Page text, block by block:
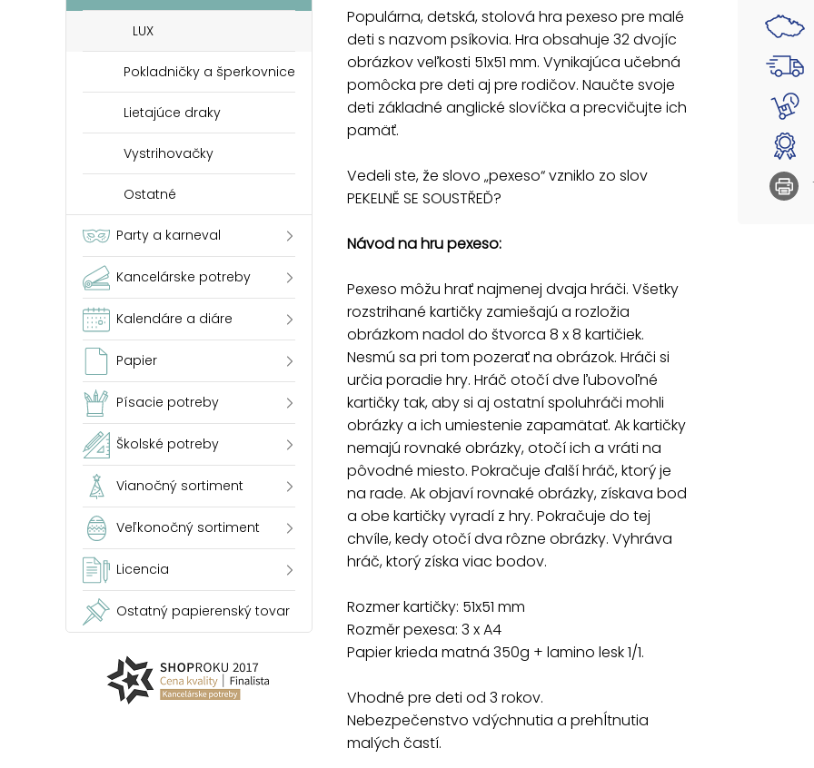
LUX
Pokladničky a šperkovnice
Lietajúce draky
Vystrihovačky
Ostatné
Party a karneval
Kancelárske potreby
Kalendáre a diáre
Papier
Písacie potreby
Školské potreby
Vianočný sortiment
Veľkonočný sortiment
Licencia
Ostatný papierenský tovar
nadol
otočí
Ak
Ak
Populárna, detská, stolová hra pexeso pre malé
deti s nazvom psíkovia. Hra obsahuje 32 dvojíc
obrázkov veľkosti 51x51 mm. Vynikajúca učebná
pomôcka pre deti aj pre rodičov. Naučte svoje
deti základné anglické slovíčka a precvičujte ich
pamäť.
Vedeli ste, že slovo „pexeso“ vzniklo zo slov
PEKELNĚ SE SOUSTŘEĎ?
Návod na hru pexeso:
Pexeso môžu hrať najmenej dvaja hráči. Všetky
rozstrihané kartičky zamiešajú a rozložia
obrázkom nadol do štvorca 8 x 8 kartičiek.
Nesmú sa pri tom pozerať na obrázok. Hráči si
určia poradie hry. Hráč otočí dve ľubovoľné
kartičky tak, aby si aj ostatní spoluhráči mohli
obrázky a ich umiestenie zapamätať. Ak kartičky
nemajú rovnaké obrázky, otočí ich a vráti na
pôvodné miesto. Pokračuje ďalší hráč, ktorý je
na rade. Ak objaví rovnaké obrázky, získava bod
a obe kartičky vyradí z hry. Pokračuje do tej
chvíle, kedy otočí dva rôzne obrázky. Vyhráva
hráč, ktorý získa viac bodov.
Rozmer kartičky: 51x51 mm
Rozměr pexesa: 3 x A4
Papier krieda matná 350g + lamino lesk 1/1.
Vhodné pre deti od 3 rokov.
Nebezpečenstvo vdýchnutia a prehĺtnutia
malých častí.